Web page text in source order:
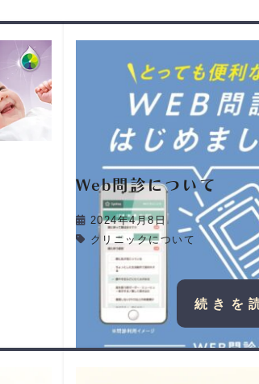
Web問診について
2024年4月8日
クリニックについて
続きを